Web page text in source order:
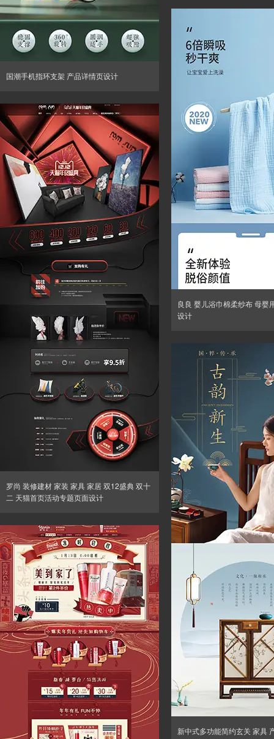
国潮手机指环支架 产品详情页设计
良良 婴儿浴巾棉柔纱布 母婴
设计
罗尚 装修建材 家装 家具 家居 双12盛典 双十
二 天猫首页活动专题页面设计
新中式多功能简约玄关 家具